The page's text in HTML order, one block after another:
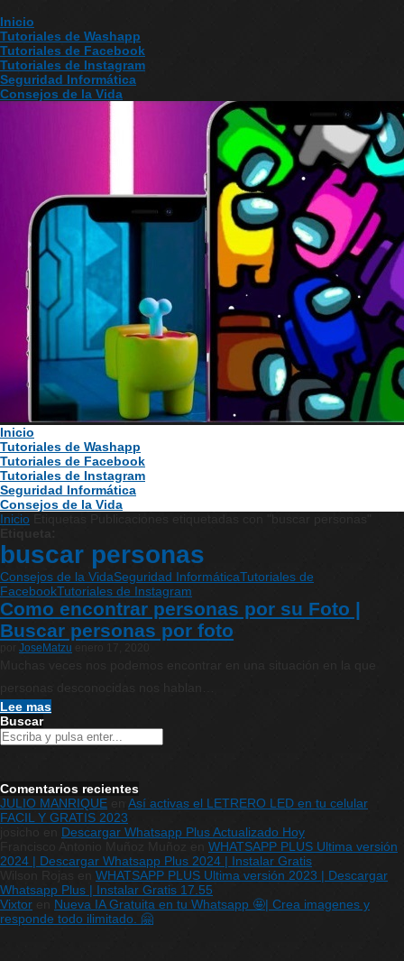
Inicio
Tutoriales de Washapp
Tutoriales de Facebook
Tutoriales de Instagram
Seguridad Informática
Consejos de la Vida
Inicio
Tutoriales de Washapp
Tutoriales de Facebook
Tutoriales de Instagram
Seguridad Informática
Consejos de la Vida
Inicio
Etiqueta:
buscar personas
Consejos de la VidaSeguridad InformáticaTutoriales de
FacebookTutoriales de Instagram
Como encontrar personas por su Foto |
Buscar personas por foto
JoseMatzu
personas desconocidas nos hablan…
Lee mas
Buscar
Comentarios recientes
JULIO MANRIQUE
Así activas el LETRERO LED en tu celular
FACIL Y GRATIS 2023
Descargar Whatsapp Plus Actualizado Hoy
WHATSAPP PLUS Ultima versión
2024 | Descargar Whatsapp Plus 2024 | Instalar Gratis
Wilson Rojas
WHATSAPP PLUS Ultima versión 2023 | Descargar
Whatsapp Plus | Instalar Gratis 17.55
Vixtor
Nueva IA Gratuita en tu Whatsapp 🤩| Crea imagenes y
responde todo ilimitado. 🤗